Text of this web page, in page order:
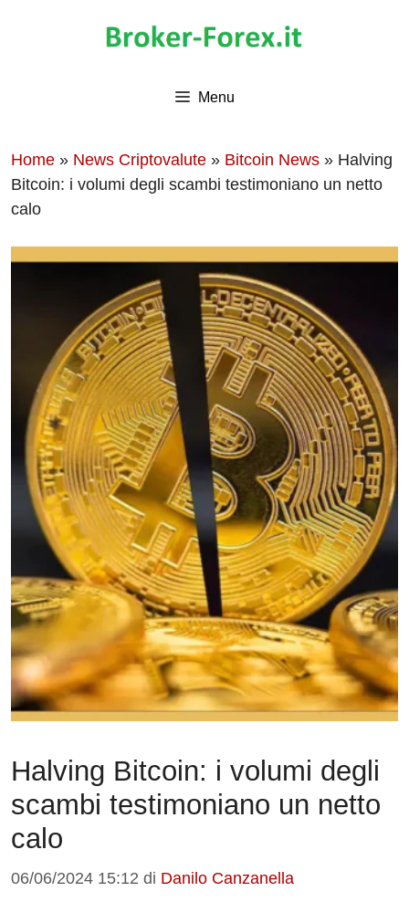
Menu
Home » News Criptovalute » Bitcoin News » Halving
Bitcoin: i volumi degli scambi testimoniano un netto
calo
Halving Bitcoin: i volumi degli
scambi testimoniano un netto
calo
06/06/2024 15:12 di Danilo Canzanella